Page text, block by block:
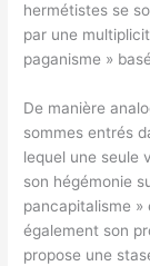
hermétistes se
par une
paganisme »
De manière
sommes entrés
lequel une seule
son hégémonie
pancapitalisme
également son
propose une